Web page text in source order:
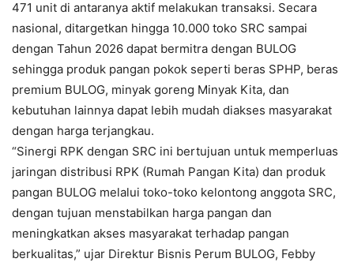
471 unit di antaranya aktif melakukan transaksi. Secara
nasional, ditargetkan hingga 10.000 toko SRC sampai
dengan Tahun 2026 dapat bermitra dengan BULOG
sehingga produk pangan pokok seperti beras SPHP, beras
premium BULOG, minyak goreng Minyak Kita, dan
kebutuhan lainnya dapat lebih mudah diakses masyarakat
dengan harga terjangkau.
“Sinergi RPK dengan SRC ini bertujuan untuk memperluas
jaringan distribusi RPK (Rumah Pangan Kita) dan produk
pangan BULOG melalui toko-toko kelontong anggota SRC,
dengan tujuan menstabilkan harga pangan dan
meningkatkan akses masyarakat terhadap pangan
berkualitas,” ujar Direktur Bisnis Perum BULOG, Febby